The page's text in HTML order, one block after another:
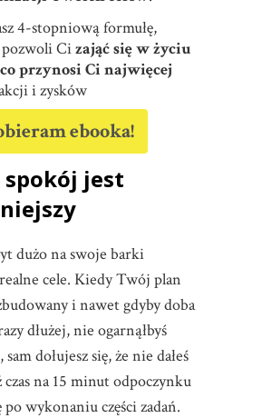
4-stopniową formułę,
Cizająć się w życiu
przynosi Ci najwięcej
i zysków
ebooka!
spokój jest
dużo na swoje barki
cele. Kiedy Twój plan
i nawet gdyby doba
dłużej, nie ogarnąłbyś
dołujesz się, że nie dałeś
na 15 minut odpoczynku
wykonaniu części zadań.